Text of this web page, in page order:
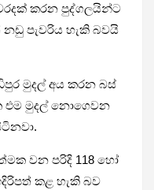
කරන පුද්ගලයින්ට
පැවරිය හැකි බවයි
මුදල් අය කරන බස්
එම මුදල් නොගෙවන
වන පරිදි 118 හෝ
කළ හැකි බව